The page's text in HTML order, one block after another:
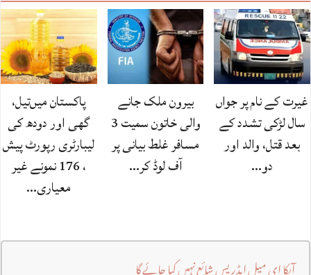
غیرت کے نام پر جواں
سال لڑکی تشدد کے
بعد قتل، والد اور
دو…
بیرون ملک جانے
والی خاتون سمیت 3
مسافر غلط بیانی پر
آف لوڈ کر…
پاکستان میں‌تیل،
گھی اور دودھ کی
لیبارٹری رپورٹ پیش
، 176 نمونے غیر
معیاری…